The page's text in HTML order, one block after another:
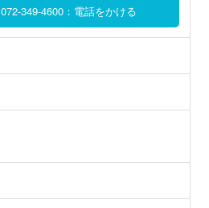
072-349-4600：電話をかける